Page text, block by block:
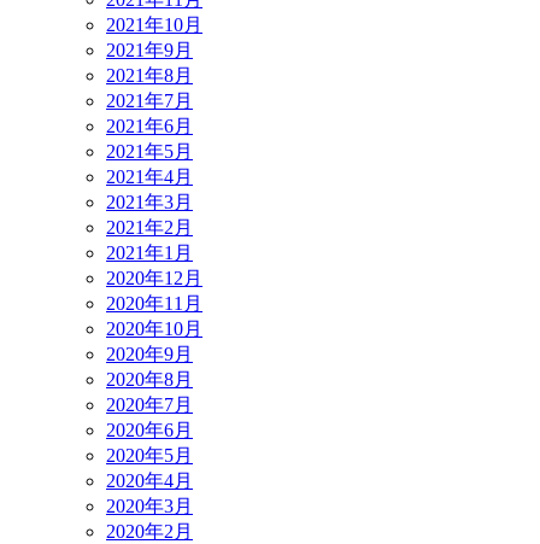
2021年10月
2021年9月
2021年8月
2021年7月
2021年6月
2021年5月
2021年4月
2021年3月
2021年2月
2021年1月
2020年12月
2020年11月
2020年10月
2020年9月
2020年8月
2020年7月
2020年6月
2020年5月
2020年4月
2020年3月
2020年2月